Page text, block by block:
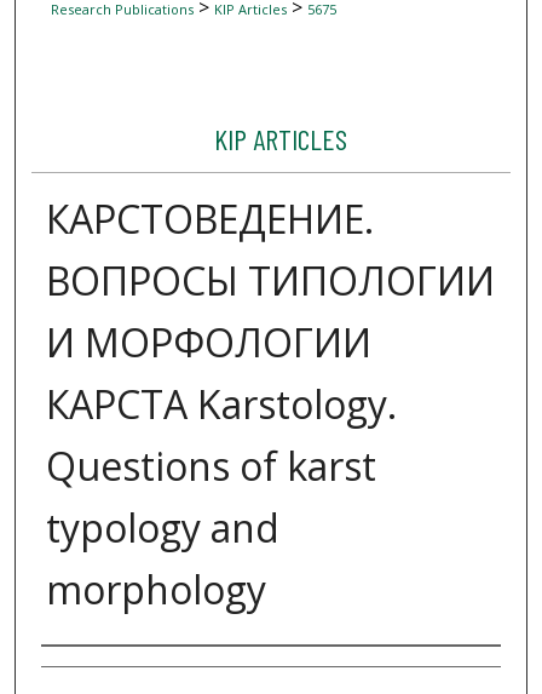
Research Publications> KIP Articles> 5675
KIP ARTICLES
КАРСТОВЕДЕНИЕ.
ВОПРОСЫ ТИПОЛОГИИ
И МОРФОЛОГИИ
КАРСТА Karstology.
Questions of karst
typology and
morphology
Author